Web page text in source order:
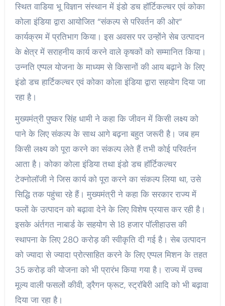
स्थित वाडिया भू विज्ञान संस्थान में इंडो डच हॉर्टिकल्चर एवं कोका
कोला इंडिया द्वारा आयोजित “संकल्प से परिवर्तन की ओर“
कार्यक्रम में प्रतिभाग किया। इस अवसर पर उन्होंने सेब उत्पादन
के क्षेत्र में सराहनीय कार्य करने वाले कृषकों को सम्मानित किया।
उन्नति एप्पल योजना के माध्यम से किसानों की आय बढ़ाने के लिए
इंडो डच हार्टिकल्चर एवं कोका कोला इंडिया द्वारा सहयोग दिया जा
रहा है।
मुख्यमंत्री पुष्कर सिंह धामी ने कहा कि जीवन में किसी लक्ष्य को
पाने के लिए संकल्प के साथ आगे बढ़ना बहुत जरूरी है। जब हम
किसी लक्ष्य को पूरा करने का संकल्प लेते हैं तभी कोई परिवर्तन
आता है। कोका कोला इंडिया तथा इंडो डच हॉर्टिकल्चर
टेक्नोलॉजी ने जिस कार्य को पूरा करने का संकल्प लिया था, उसे
सिद्धि तक पहुंचा रहे हैं। मुख्यमंत्री ने कहा कि सरकार राज्य में
फलों के उत्पादन को बढ़ावा देने के लिए विशेष प्रयास कर रही है।
इसके अंर्तगत नाबार्ड के सहयोग से 18 हजार पॉलीहाउस की
स्थापना के लिए 280 करोड़ की स्वीकृति दी गई है। सेब उत्पादन
को ज्यादा से ज्यादा प्रोत्साहित करने के लिए एप्पल मिशन के तहत
35 करोड़ की योजना को भी प्रारंभ किया गया है। राज्य में उच्च
मूल्य वाली फसलों कीवी, ड्रैगन फ्रूट, स्ट्रॉबेरी आदि को भी बढ़ावा
दिया जा रहा है।